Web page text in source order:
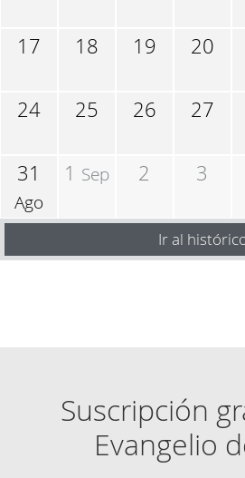
17 18 19 20
24 25 26 27
31
Ago
1 Sep 2 3
Ir al
Suscripción
Evangelio